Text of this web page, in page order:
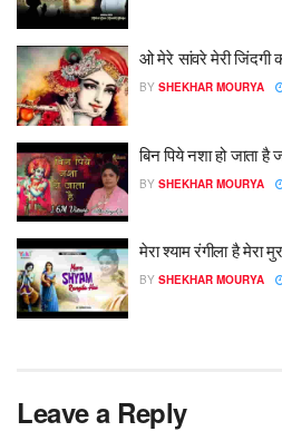
ओ मेरे सांवरे मेरी जिंदगी
BY SHEKHAR MOURYA
बिन पिये नशा हो जाता
BY SHEKHAR MOURYA
मेरा श्याम रंगीला है मेरा
BY SHEKHAR MOURYA
Leave a Reply